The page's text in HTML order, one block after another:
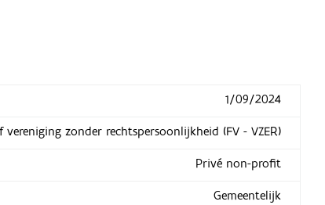
1/09/2024
zonder rechtspersoonlijkheid (FV - VZER)
Privé non-profit
Gemeentelijk